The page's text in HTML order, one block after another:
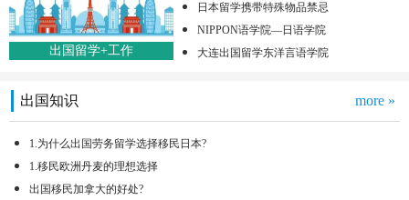
出国留学+工作
日本留学携带特殊物品禁忌
NIPPON语学院—日语学院
大连出国留学东洋言语学院
出国知识 more »
1.为什么出国劳务留学选择移民日本?
1.移民欧洲丹麦的理想选择
出国移民加拿大的好处?